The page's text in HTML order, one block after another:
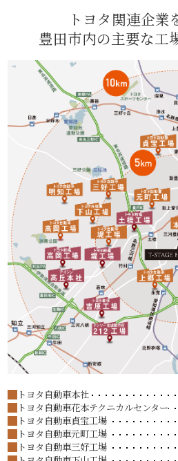
トヨタ関連企業
豊田市内の主要な工
トヨタ自動車本社
トヨタ自動車花本テクニカルセンター
トヨタ自動車貞宝工場
トヨタ自動車元町工場
トヨタ自動車三好工場